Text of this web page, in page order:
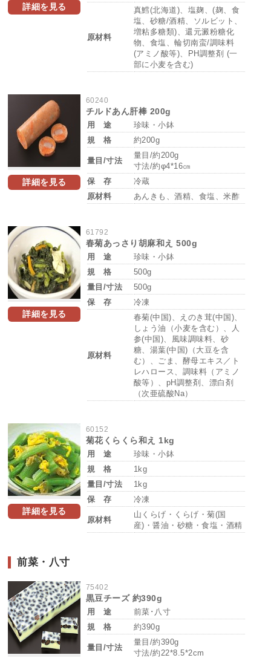
詳細を見る
原材料
真鱈(北海道)、塩麹、(麹、食
塩、砂糖/酒精、ソルビット、
増粘多糖類)、還元澱粉糖化
物、食塩、輪切南蛮/調味料
(アミノ酸等)、PH調整剤 (一
部に小麦を含む)
詳細を見る
60240
チルドあん肝棒 200g
用 途
珍味・小鉢
規 格
約200g
量目/寸法
量目/約200g
寸法/約φ4*16㎝
保 存
冷蔵
原材料
あんきも、酒精、食塩、米酢
詳細を見る
61792
春菊あっさり胡麻和え 500g
用 途
珍味・小鉢
規 格
500g
量目/寸法
500g
保 存
冷凍
原材料
春菊(中国)、えのき茸(中国)、
しょう油（小麦を含む）、人
参(中国)、風味調味料、砂
糖、湯葉(中国)（大豆を含
む）、ごま、酵母エキス／ト
レハロース、調味料（アミノ
酸等）、pH調整剤、漂白剤
（次亜硫酸Na）
詳細を見る
60152
菊花くらくら和え 1kg
用 途
珍味・小鉢
規 格
1kg
量目/寸法
1kg
保 存
冷凍
原材料
山くらげ・くらげ・菊(国
産)・醤油・砂糖・食塩・酒精
前菜・八寸
75402
黒豆チーズ 約390g
用 途
前菜･八寸
規 格
約390g
量目/寸法
量目/約390g
寸法/約22*8.5*2cm